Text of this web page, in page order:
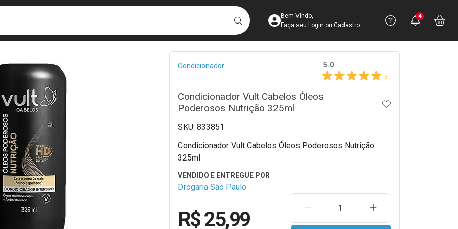
BUSCARAcesse sua Conta
Bem Vindo,
Faça seu Login ou Cadastro
Precisa
Ver Recursos
Você
4
Breadcrumb
Condicionador 5.0
3
Condicionador Vult Cabelos Óleos
Poderosos Nutrição 325ml
ADICIONAR AOS
833851
Condicionador Vult Cabelos Óleos Poderosos Nutrição
325ml
Drogaria São Paulo
R$ 25,99
REMOVER UMA UNIDADEAUMENTAR UMA